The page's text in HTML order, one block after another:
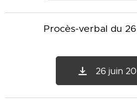
Procès-verbal du
26 juin